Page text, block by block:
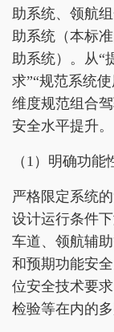
助系统、领航
助系统（本标
助系统）。从“
求”“规范系统
维度规范组合
安全水平提升。
（1）明确功
严格限定系统
设计运行条件
车道、领航辅
和预期功能安
位安全技术要
检验等在内的